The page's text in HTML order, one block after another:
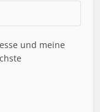
und meine